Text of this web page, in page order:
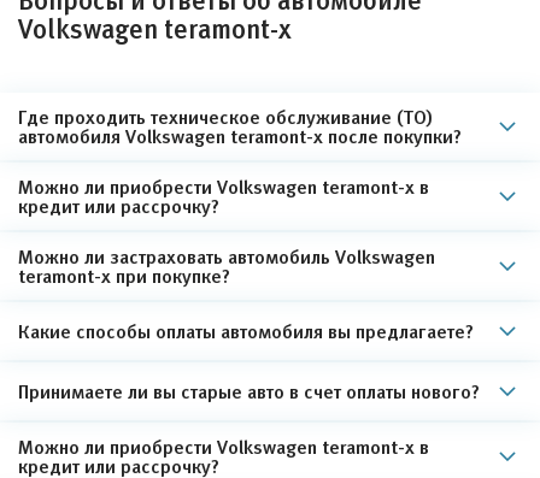
Volkswagen teramont-x
Где проходить техническое обслуживание (ТО)
автомобиля Volkswagen teramont-x после покупки?
Можно ли приобрести Volkswagen teramont-x в
кредит или рассрочку?
Можно ли застраховать автомобиль Volkswagen
teramont-x при покупке?
Какие способы оплаты автомобиля вы предлагаете?
Принимаете ли вы старые авто в счет оплаты нового?
Можно ли приобрести Volkswagen teramont-x в
кредит или рассрочку?